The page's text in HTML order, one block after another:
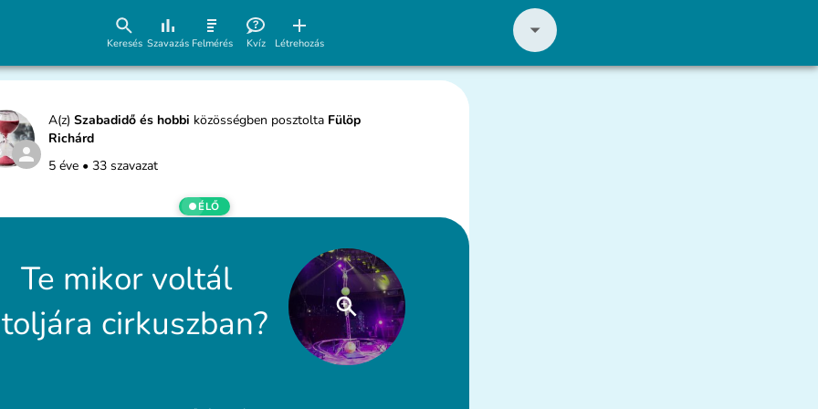
Keresés Szavazás Felmérés Kvíz Létrehozás
A(z) Szabadidő és hobbi közösségben posztolta Fülöp
Richárd
5 éve • 33 szavazat
ÉLŐ
Te mikor voltál
cirkuszban?